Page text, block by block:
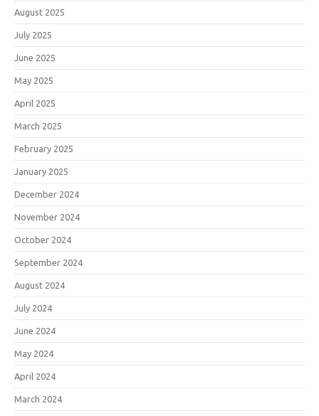
August 2025
July 2025
June 2025
May 2025
April 2025
March 2025
February 2025
January 2025
December 2024
November 2024
October 2024
September 2024
August 2024
July 2024
June 2024
May 2024
April 2024
March 2024